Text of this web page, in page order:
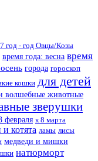
год - год Овцы/Козы
время года: весна время
города гороскоп
кошки для детей
волшебные животные
зверушки
февраля к 8 марта
котята ламы лисы
медведи и мишки
натюрморт